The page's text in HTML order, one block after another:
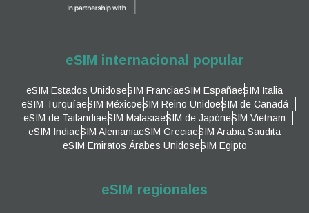
eSIM internacional popular
eSIM Estados UnidoseSIM FranciaeSIM EspañaeSIM Italia
eSIM TurquíaeSIM MéxicoeSIM Reino UnidoeSIM de Canadá
eSIM de TailandiaeSIM MalasiaeSIM de JapóneSIM Vietnam
eSIM IndiaeSIM AlemaniaeSIM GreciaeSIM Arabia Saudita
eSIM Emiratos Árabes UnidoseSIM Egipto
eSIM regionales